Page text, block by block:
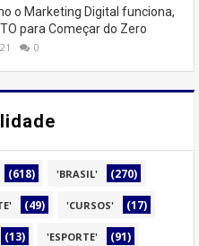
o Marketing Digital funciona,
para Começar do Zero
0
(618) 'BRASIL' (270)
(49) 'CURSOS' (17)
(13) 'ESPORTE' (91)